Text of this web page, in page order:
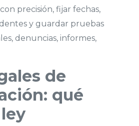
precisión, fijar fechas,
y guardar pruebas
denuncias, informes,
de
qué